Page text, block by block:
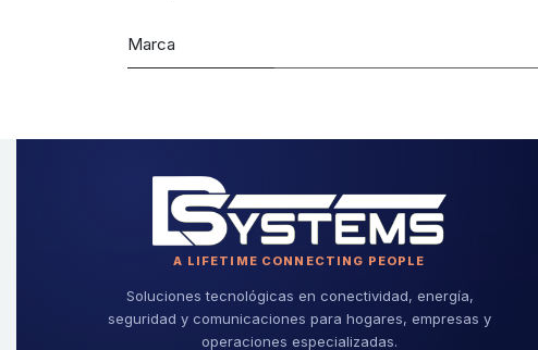
Marca
A LIFETIME CONNECTING PEOPLE
Soluciones tecnológicas en conectividad, energía,
seguridad y comunicaciones para hogares, empresas y
operaciones especializadas.